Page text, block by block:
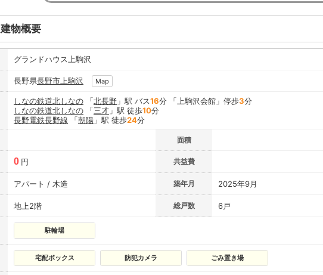
建物概要
グランドハウス上駒沢
長野県長野市 上駒沢 Map
しなの鉄道北しなの 「北長野 」駅 バス16分 「上駒沢会館」停歩3分
しなの鉄道北しなの 「三才 」駅 徒歩10分
長野電鉄長野線 「朝陽 」駅 徒歩24分
面積
0 円 共益費
アパート / 木造 築年月 2025年9月
地上2階 総戸数 6戸
駐輪場
宅配ボックス 防犯カメラ ごみ置き場